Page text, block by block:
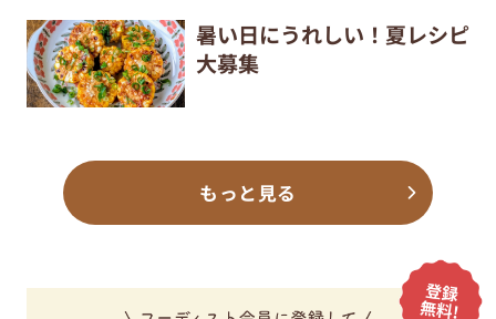
暑い日にうれしい！夏レシピ
大募集
もっと見る